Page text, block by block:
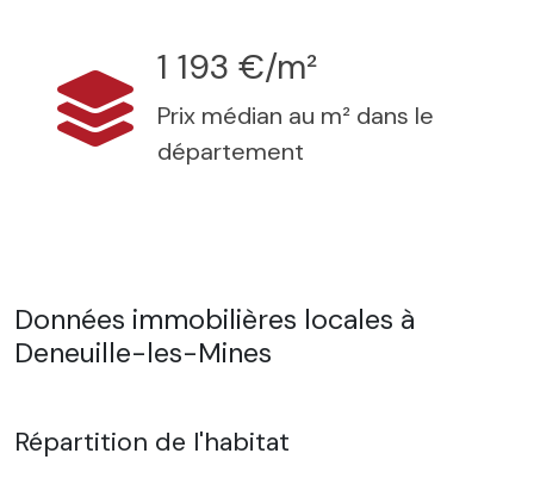
1 193 €/m²
Prix médian au m² dans le
département
Données immobilières locales à
Deneuille-les-Mines
Répartition de l'habitat